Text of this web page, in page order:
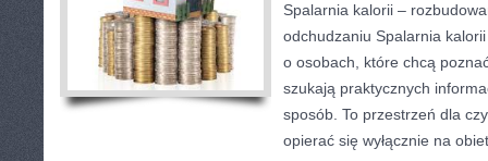
Spalarnia kalorii –
odchudzaniu Spalarnia
o osobach, które chcą
szukają praktycznych
sposób. To przestrzeń dla
opierać się wyłącznie na